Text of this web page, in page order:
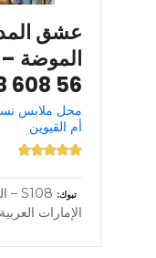
عشق
56 608 7088
محل ملابس
أم القيوين
تبوك
الإمارات